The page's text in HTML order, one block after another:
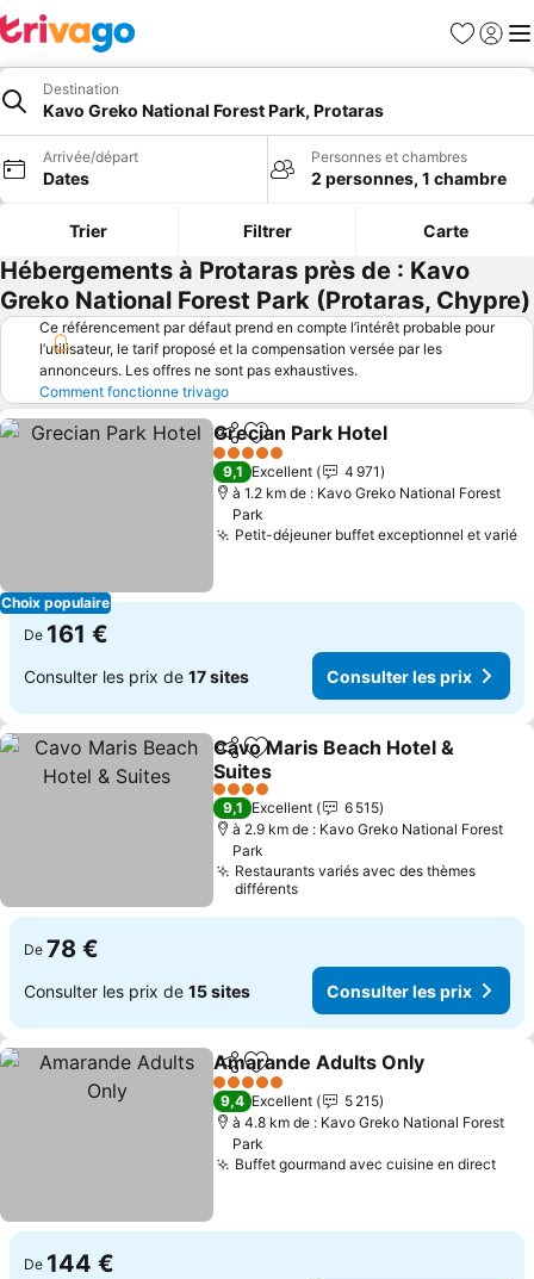
Favoris
Se
Destination
Kavo Greko National Forest Park, Protaras
Arrivée/départ
Dates
Personnes et chambres
2 personnes, 1 chambre
Trier Filtrer Carte
Hébergements à Protaras près de : Kavo
Greko National Forest Park (Protaras, Chypre)
Ce référencement par défaut prend en compte l’intérêt probable pour
l’utilisateur, le tarif proposé et la compensation versée par les
annonceurs. Les offres ne sont pas exhaustives.
Comment fonctionne trivago
Choix populaire
PartagerAjouter à mes favoris
Grecian Park Hotel
5 Étoiles
9,1 Excellent
4 971
à 1.2 km de : Kavo Greko National Forest
Park
Petit-déjeuner buffet exceptionnel et varié
De 161 €
Consulter les prix de 17 sites Consulter les prix
PartagerAjouter à mes favoris
Cavo Maris Beach Hotel &
Suites
4 Étoiles
9,1 Excellent
6 515
à 2.9 km de : Kavo Greko National Forest
Park
Restaurants variés avec des thèmes
différents
De 78 €
Consulter les prix de 15 sites Consulter les prix
PartagerAjouter à mes favoris
Amarande Adults Only
5 Étoiles
9,4 Excellent
5 215
à 4.8 km de : Kavo Greko National Forest
Park
Buffet gourmand avec cuisine en direct
De 144 €